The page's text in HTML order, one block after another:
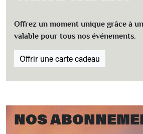
Offrez un moment unique grâce à
valable pour tous nos événements.
Offrir une carte cadeau
NOS